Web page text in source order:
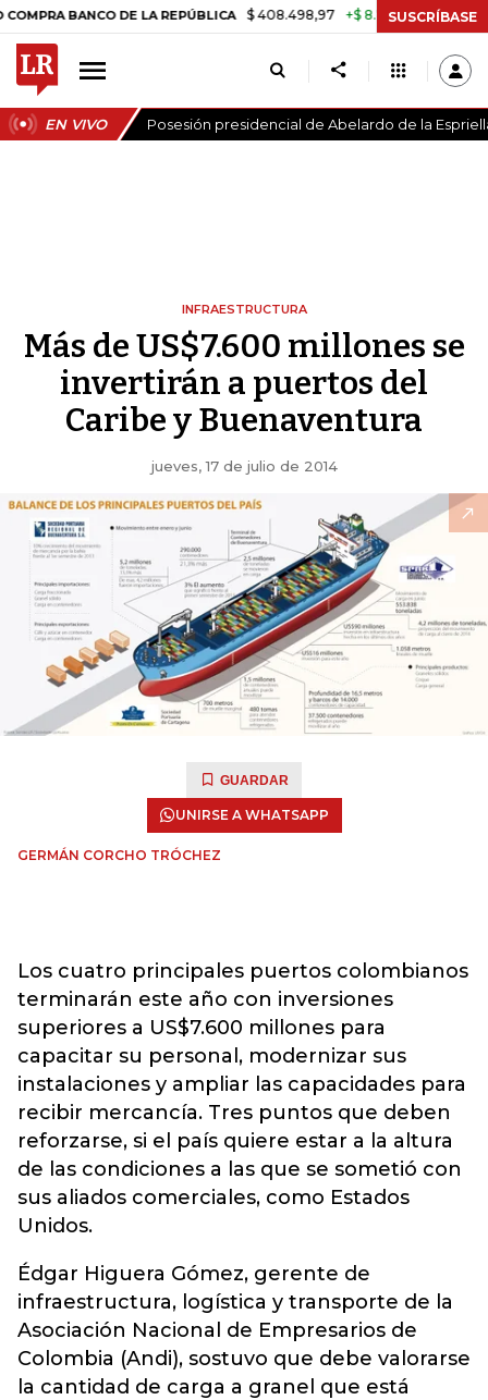
BANCO DE LA REPÚBLICA $ 408.498,97 +$ 8.753,81 +2,19%
SUSCRÍBASE
EN VIVO Posesión presidencial de Abelardo de la
INFRAESTRUCTURA
Más de US$7.600 millones se
invertirán a puertos del
Caribe y Buenaventura
jueves, 17 de julio de 2014
GUARDAR
UNIRSE A WHATSAPP
GERMÁN CORCHO TRÓCHEZ
Los cuatro principales puertos colombianos
terminarán este año con inversiones
superiores a US$7.600 millones para
capacitar su personal, modernizar sus
instalaciones y ampliar las capacidades para
recibir mercancía. Tres puntos que deben
reforzarse, si el país quiere estar a la altura
de las condiciones a las que se sometió con
sus aliados comerciales, como Estados
Unidos.
Édgar Higuera Gómez, gerente de
infraestructura, logística y transporte de la
Asociación Nacional de Empresarios de
Colombia (Andi), sostuvo que debe valorarse
la cantidad de carga a granel que está